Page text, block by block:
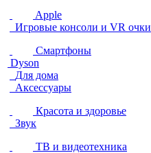
Apple
Игровые консоли и VR очки
Смартфоны
Dyson
Для дома
Аксессуары
Красота и здоровье
Звук
ТВ и видеотехника